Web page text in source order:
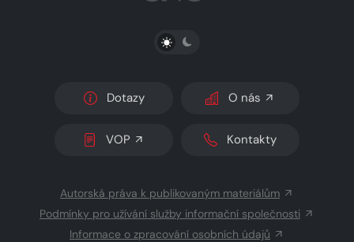
PŘEPNOUT SVĚTLÝ/TMAVÝ REŽIM
Dotazy O nás
VOP Kontakty
Autorská práva k publikovaným materiálům
Podmínky pro užívání služby informační společnosti
Informace o zpracování osobních údajů